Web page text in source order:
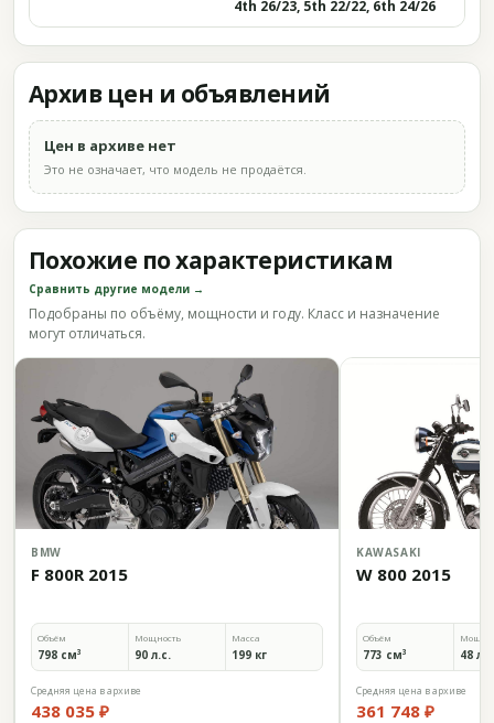
4th 26/23, 5th 22/22, 6th 24/26
Архив цен и объявлений
Цен в архиве нет
Это не означает, что модель не продаётся.
Похожие по характеристикам
Сравнить другие модели →
Подобраны по объёму, мощности и году. Класс и назначение
могут отличаться.
BMW
F 800R 2015
Объём
798 см³
Мощность
90 л.с.
Масса
199 кг
Средняя цена в архиве
438 035 ₽
KAWASAKI
W 800 2015
Объём
773 см³ 48
Средняя цена в архиве
361 748 ₽